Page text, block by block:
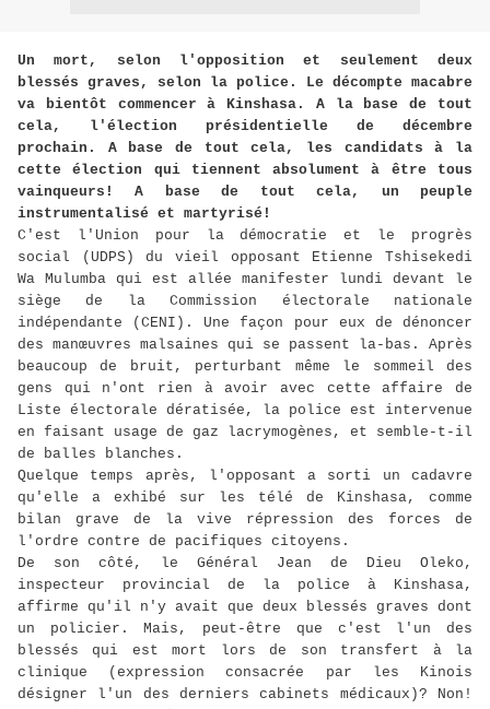
Un mort, selon l'opposition et seulement deux
blessés graves, selon la police. Le décompte macabre
va bientôt commencer à Kinshasa. A la base de tout
cela, l'élection présidentielle de décembre
prochain. A base de tout cela, les candidats à la
cette élection qui tiennent absolument à être tous
vainqueurs! A base de tout cela, un peuple
instrumentalisé et martyrisé!
C'est l'Union pour la démocratie et le progrès
social (UDPS) du vieil opposant Etienne Tshisekedi
Wa Mulumba qui est allée manifester lundi devant le
siège de la Commission électorale nationale
indépendante (CENI). Une façon pour eux de dénoncer
des manœuvres malsaines qui se passent la-bas. Après
beaucoup de bruit, perturbant même le sommeil des
gens qui n'ont rien à avoir avec cette affaire de
Liste électorale dératisée, la police est intervenue
en faisant usage de gaz lacrymogènes, et semble-t-il
de balles blanches.
Quelque temps après, l'opposant a sorti un cadavre
qu'elle a exhibé sur les télé de Kinshasa, comme
bilan grave de la vive répression des forces de
l'ordre contre de pacifiques citoyens.
De son côté, le Général Jean de Dieu Oleko,
inspecteur provincial de la police à Kinshasa,
affirme qu'il n'y avait que deux blessés graves dont
un policier. Mais, peut-être que c'est l'un des
blessés qui est mort lors de son transfert à la
clinique (expression consacrée par les Kinois
désigner l'un des derniers cabinets médicaux)? Non!